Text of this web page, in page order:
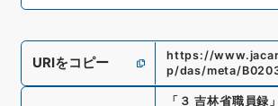
URIをコピー
https://
p/das/meta/
「 ３ 吉林省職員録 」